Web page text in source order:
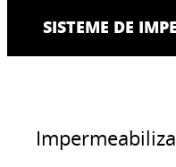
SISTEME DE